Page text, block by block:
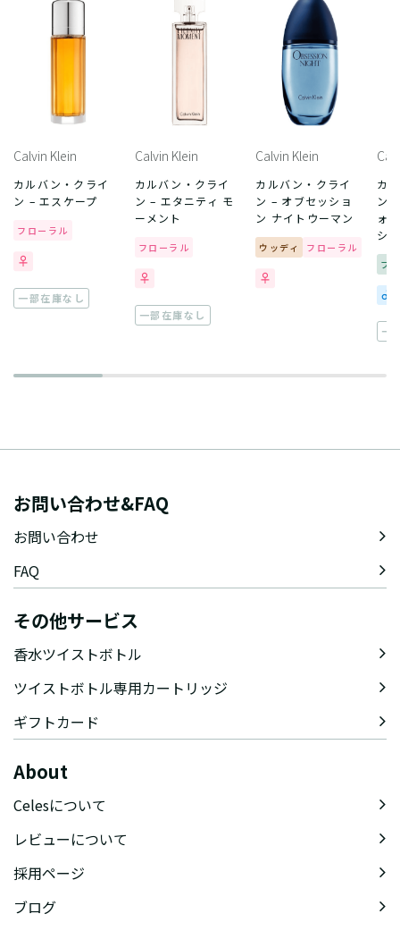
Calvin Klein
カルバン・クライ
ン – エスケープ
フローラル
一部在庫なし
Calvin Klein
カルバン・クライ
ン – エタニティ モ
ーメント
フローラル
一部在庫なし
Calvin Klein
カルバン・クライ
ン – オブセッショ
ン ナイトウーマン
ウッディ フローラル
カ
ン
ォ
シ
フ
一
お問い合わせ&FAQ
お問い合わせ
FAQ
その他サービス
香水ツイストボトル
ツイストボトル専用カートリッジ
ギフトカード
About
Celesについて
レビューについて
採用ページ
ブログ